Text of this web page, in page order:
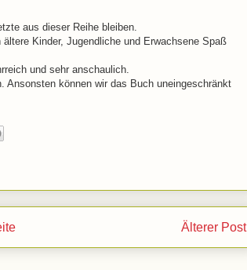
aus dieser Reihe bleiben.
Kinder, Jugendliche und Erwachsene Spaß
und sehr anschaulich.
Ansonsten können wir das Buch uneingeschränkt
Älterer Post